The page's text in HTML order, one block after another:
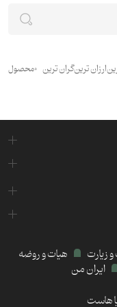
ارزان ترینگران ترین 0محصول
زیارت
هیات و روضه
ایران من
هاست